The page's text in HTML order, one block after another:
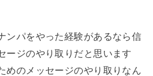
ンパをやった経験があるなら信
ージのやり取りだと思います
めのメッセージのやり取りなん